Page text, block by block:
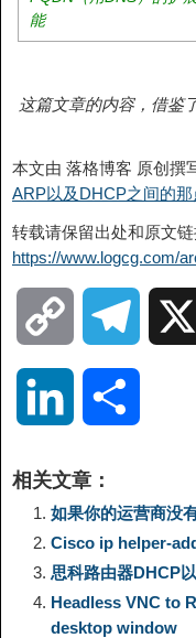
能
这篇文章的内容，借鉴
本文由 落格博客 原创撰
ARP以及DHCP之间的
转载请保留出处和原文链
https://www.logcg.com/
o
y
L
i
g
r
n
k
e
相关文章：
如果你的运营商没
Cisco ip helper-
思科路由器DHCP
Headless VNC to
desktop window